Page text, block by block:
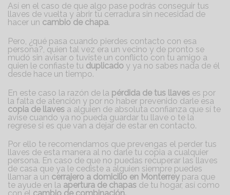
Así en el caso de que algo pase podrás conseguir tus
llaves de vuelta y abrir tu cerradura sin necesidad de
hacer un cambio de chapa.
Pero, ¿qué pasa cuando pierdes contacto con esa
persona?, quien tal vez era un vecino y de pronto se
mudó sin avisar o tuviste un conflicto con tu amigo a
quien le confiaste tu duplicado y ya no sabes nada de él
desde hace un tiempo.
En este caso la razón de la pérdida de tus llaves es por
la falta de atención y por no haber prevenido darle esa
copia de llaves a alguien de absoluta confianza que sí te
avise cuando ya no pueda guardar tu llave o te la
regrese si es que van a dejar de estar en contacto.
Por ello te recomendamos que prevengas el perder tus
llaves de esta manera al no darle tu copia a cualquier
persona. En caso de que no puedas recuperar las llaves
de casa que ya le cediste a alguien siempre puedes
llamar a un cerrajero a domicilio en Monterrey para que
te ayude en la apertura de chapas de tu hogar, así como